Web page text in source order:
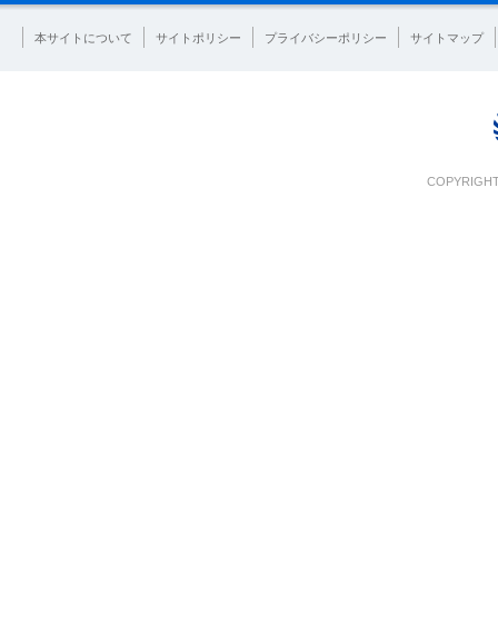
本サイトについて サイトポリシー プライバシーポリシー サイトマップ